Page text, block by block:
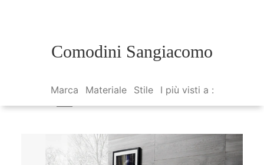
Comodini Sangiacomo
Marca Materiale Stile I più visti a :